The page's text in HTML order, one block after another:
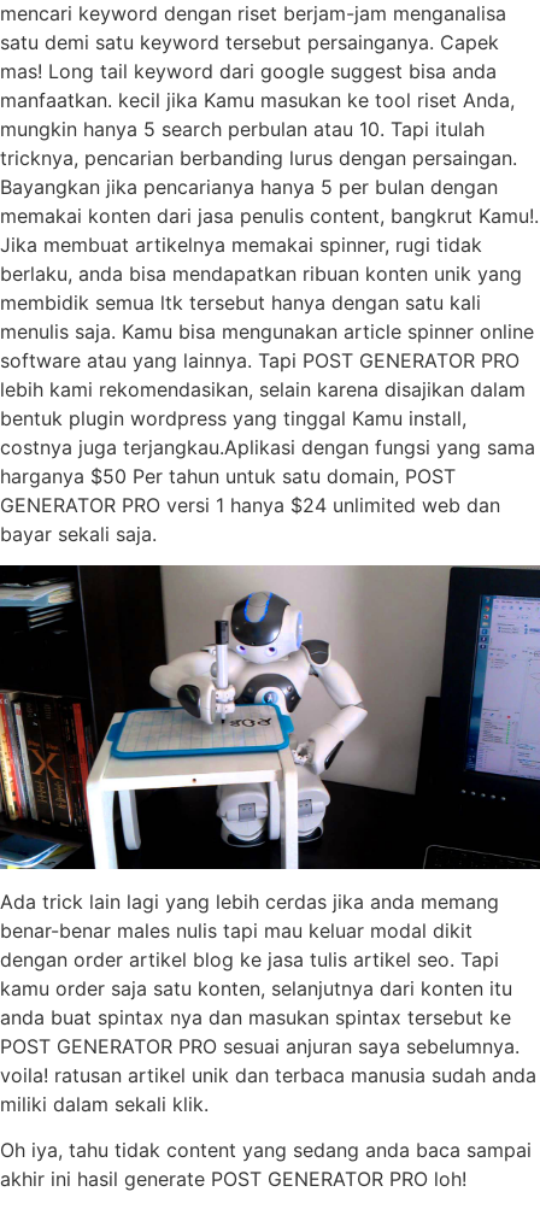
mencari keyword dengan riset berjam-jam menganalisa
satu demi satu keyword tersebut persainganya. Capek
mas! Long tail keyword dari google suggest bisa anda
manfaatkan. kecil jika Kamu masukan ke tool riset Anda,
mungkin hanya 5 search perbulan atau 10. Tapi itulah
tricknya, pencarian berbanding lurus dengan persaingan.
Bayangkan jika pencarianya hanya 5 per bulan dengan
memakai konten dari jasa penulis content, bangkrut Kamu!.
Jika membuat artikelnya memakai spinner, rugi tidak
berlaku, anda bisa mendapatkan ribuan konten unik yang
membidik semua ltk tersebut hanya dengan satu kali
menulis saja. Kamu bisa mengunakan article spinner online
software atau yang lainnya. Tapi POST GENERATOR PRO
lebih kami rekomendasikan, selain karena disajikan dalam
bentuk plugin wordpress yang tinggal Kamu install,
costnya juga terjangkau.Aplikasi dengan fungsi yang sama
harganya $50 Per tahun untuk satu domain, POST
GENERATOR PRO versi 1 hanya $24 unlimited web dan
bayar sekali saja.
Ada trick lain lagi yang lebih cerdas jika anda memang
benar-benar males nulis tapi mau keluar modal dikit
dengan order artikel blog ke jasa tulis artikel seo. Tapi
kamu order saja satu konten, selanjutnya dari konten itu
anda buat spintax nya dan masukan spintax tersebut ke
POST GENERATOR PRO sesuai anjuran saya sebelumnya.
voila! ratusan artikel unik dan terbaca manusia sudah anda
miliki dalam sekali klik.
Oh iya, tahu tidak content yang sedang anda baca sampai
akhir ini hasil generate POST GENERATOR PRO loh!